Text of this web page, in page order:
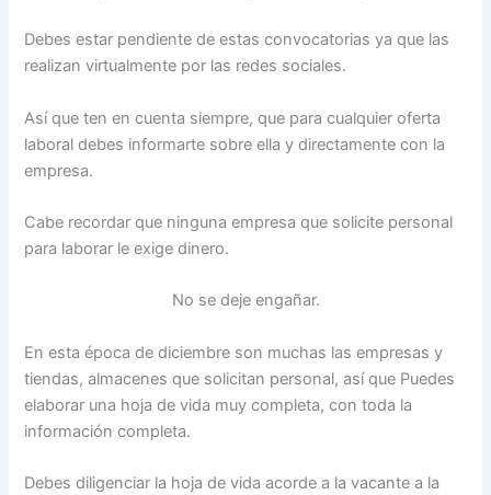
Debes estar pendiente de estas convocatorias ya que las
realizan virtualmente por las redes sociales.
Así que ten en cuenta siempre, que para cualquier oferta
laboral debes informarte sobre ella y directamente con la
empresa.
Cabe recordar que ninguna empresa que solicite personal
para laborar le exige dinero.
No se deje engañar.
En esta época de diciembre son muchas las empresas y
tiendas, almacenes que solicitan personal, así que Puedes
elaborar una hoja de vida muy completa, con toda la
información completa.
Debes diligenciar la hoja de vida acorde a la vacante a la